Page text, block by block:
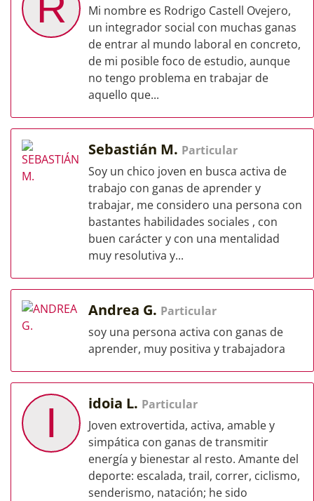
Mi nombre es Rodrigo Castell Ovejero,
un integrador social con muchas ganas
de entrar al mundo laboral en concreto,
de mi posible foco de estudio, aunque
no tengo problema en trabajar de
aquello que...
Sebastián M. Particular
Soy un chico joven en busca activa de
trabajo con ganas de aprender y
trabajar, me considero una persona con
bastantes habilidades sociales , con
buen carácter y con una mentalidad
muy resolutiva y...
Andrea G. Particular
soy una persona activa con ganas de
aprender, muy positiva y trabajadora
I idoia L. Particular
Joven extrovertida, activa, amable y
simpática con ganas de transmitir
energía y bienestar al resto. Amante del
deporte: escalada, trail, correr, ciclismo,
senderismo, natación; he sido